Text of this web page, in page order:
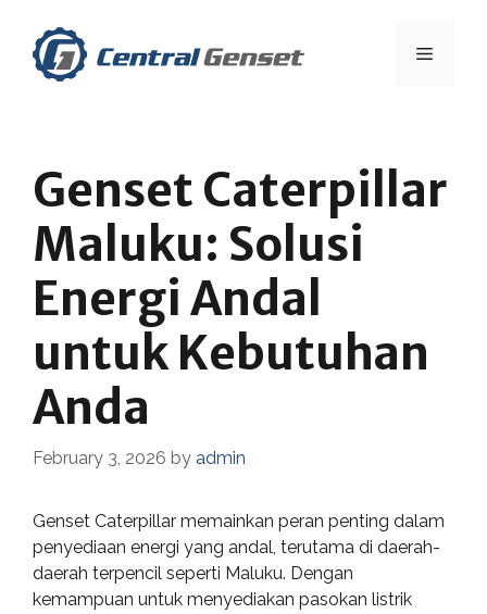
content
Menu
Genset Caterpillar
Maluku: Solusi
Energi Andal
untuk Kebutuhan
Anda
February 3, 2026 by admin
Genset Caterpillar memainkan peran penting dalam
penyediaan energi yang andal, terutama di daerah-
daerah terpencil seperti Maluku. Dengan
kemampuan untuk menyediakan pasokan listrik